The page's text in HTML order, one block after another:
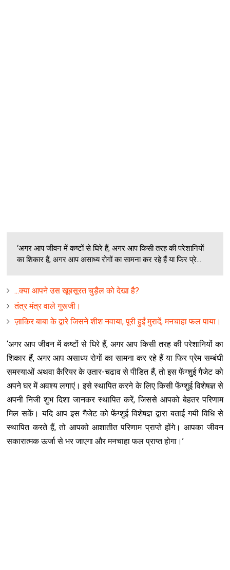
‘अगर आप जीवन में कष्टों से घिरे हैं, अगर आप किसी तरह की परेशानियों
का शिकार हैं, अगर आप असाध्य रोगों का सामना कर रहे हैं या फिर प्रे...
...क्‍या आपने उस खूबसूरत चुड़ैल को देखा है?
तंत्र मंत्र वाले गुरूजी।
ज़ाकिर बाबा के द्वारे जिसने शीश नवाया, पूरी हुईं मुरादें, मनचाहा फल पाया।
‘अगर आप जीवन में कष्टों से घिरे हैं, अगर आप किसी तरह की परेशानियों का
शिकार हैं, अगर आप असाध्य रोगों का सामना कर रहे हैं या फिर प्रेम सम्बंधी
समस्याओं अथवा कैरियर के उतार-चढाव से पीडित हैं, तो इस फेंग्शुई गैजेट को
अपने घर में अवश्य लगाएं। इसे स्थापित करने के लिए किसी फेंग्शुई विशेषज्ञ से
अपनी निजी शुभ दिशा जानकर स्थापित करें, जिससे आपको बेहतर परिणाम
मिल सकें। यदि आप इस गैजेट को फेंग्शुई विशेषज्ञ द्वारा बताई गयी विधि से
स्थापित करते हैं, तो आपको आशातीत परिणाम प्राप्ते होंगे। आपका जीवन
सकारात्मक ऊर्जा से भर जाएगा और मनचाहा फल प्राप्त होगा।’